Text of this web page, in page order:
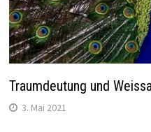
Traumdeutung und
3. Mai 2021